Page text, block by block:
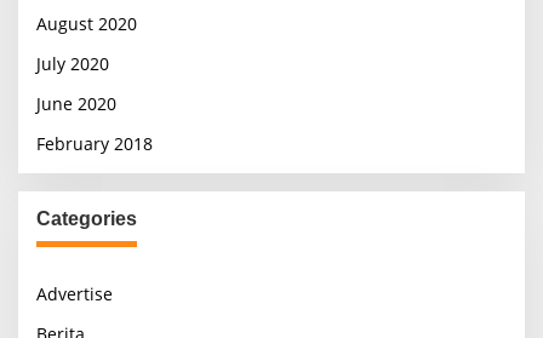
August 2020
July 2020
June 2020
February 2018
Categories
Advertise